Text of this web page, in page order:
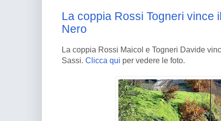
La coppia Rossi Togneri vince
Nero
La coppia Rossi Maicol e Togneri Davide
Sassi. Clicca qui per vedere le foto.